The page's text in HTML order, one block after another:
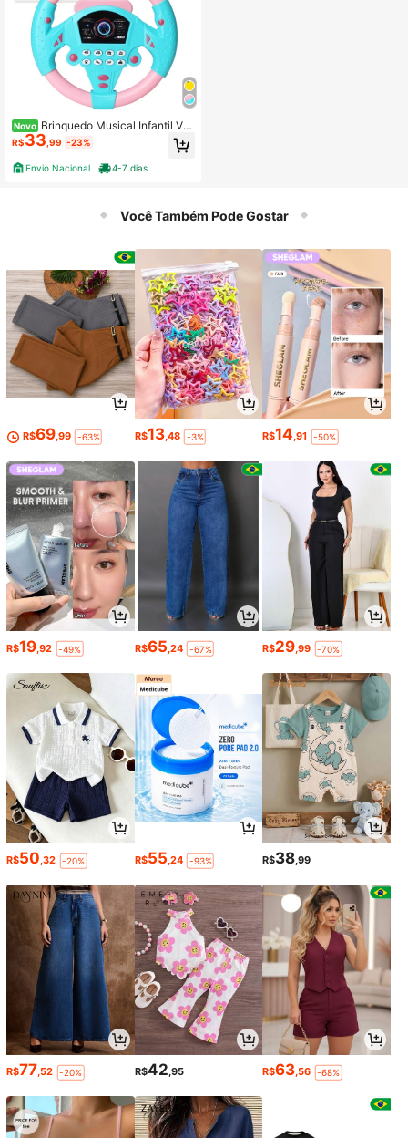
Novo Brinquedo Musical Infantil Vol
ante Educativo Com Ventosas Sons
e Luzes
R$33 ,99 -23%
Envio Nacional 4-7 dias
Você Também Pode Gostar
R$69,99 -63% R$13,48 -3% R$14,91 -50%
R$19 ,92 -49% R$65 ,24 -67% R$29 ,99 -70%
R$50,32 -20% R$55,24 -93% R$38,99
R$77,52 -20% R$42,95 R$63,56 -68%